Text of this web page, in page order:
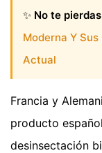
✨ No te
Moderna Y
Actual
Francia y
producto
desinsectación